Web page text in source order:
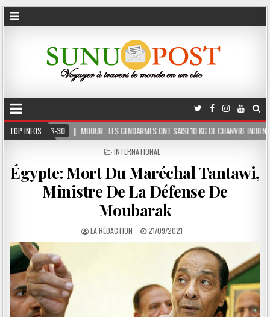
TOP INFOS
MBOUR : LES GENDARMES ONT SAISI 10 KG DE CHANVRE INDIEN DISSIMULÉS DANS LE
POSTED
INTERNATIONAL
Égypte: Mort Du Maréchal Tantawi,
Ministre De La Défense De
Moubarak
LA RÉDACTION 21/09/2021